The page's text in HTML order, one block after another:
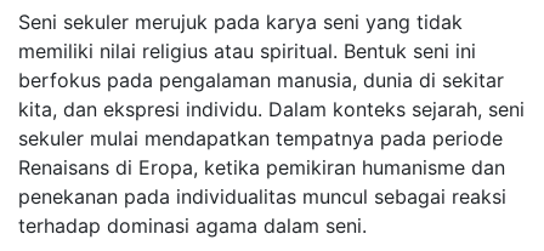
Seni sekuler merujuk pada karya seni yang tidak
memiliki nilai religius atau spiritual. Bentuk seni ini
berfokus pada pengalaman manusia, dunia di sekitar
kita, dan ekspresi individu. Dalam konteks sejarah, seni
sekuler mulai mendapatkan tempatnya pada periode
Renaisans di Eropa, ketika pemikiran humanisme dan
penekanan pada individualitas muncul sebagai reaksi
terhadap dominasi agama dalam seni.